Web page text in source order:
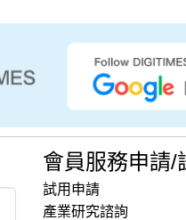
會員服務申請/
試用申請
產業研究諮詢